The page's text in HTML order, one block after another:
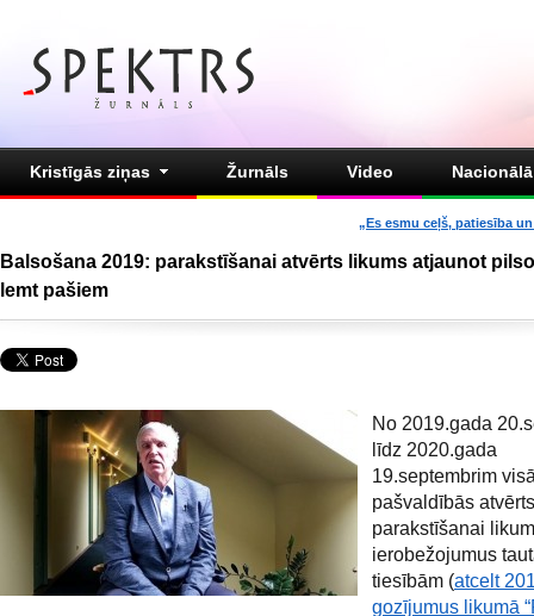
Kristīgās ziņas Žurnāls Video
„Es esmu ceļš, patiesība
Balsošana 2019: parakstīšanai atvērts likums atjaunot
lemt pašiem
No 2019.gada
līdz 2020.gada
19.septembrim
pašvaldībās
parakstīšanai
ierobežojumus
tiesībām (atcelt
gozījumus likumā